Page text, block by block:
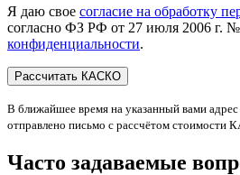
Я даю свое согласие на обработку
согласно ФЗ РФ от 27 июля 2006 г.
конфиденциальности.
В ближайшее время на указанный вами
отправлено письмо с рассчётом стоимости
Часто задаваемые